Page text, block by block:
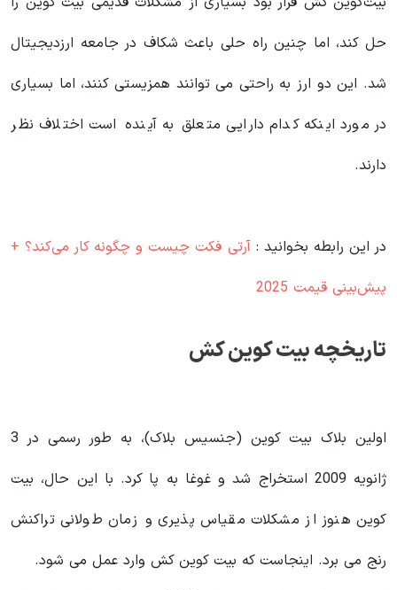
حل کند، اما چنین راه حلی باعث شکاف در جامعه ارزدیجیتال
شد. این دو ارز به راحتی می توانند همزیستی کنند، اما بسیاری
در مورد اینکه کدام دارایی متعلق به آینده است اختلاف نظر
دارند.
در این رابطه بخوانید‌ :آرتی فکت چیست و چگونه کار می‌کند؟ +
پیش‌بینی قیمت 2025
تاریخچه بیت کوین کش
اولین بلاک بیت کوین (جنسیس بلاک)، به طور رسمی در 3
ژانویه 2009 استخراج شد و غوغا به پا کرد. با این حال، بیت
کوین هنوز از مشکلات مقیاس پذیری و زمان طولانی تراکنش
رنج می برد. اینجاست که بیت کوین کش وارد عمل می شود.